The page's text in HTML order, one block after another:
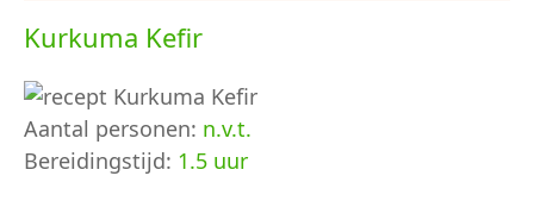
Kurkuma Kefir
Aantal personen: n.v.t.
Bereidingstijd: 1.5 uur